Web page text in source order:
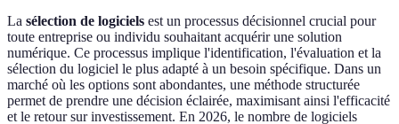
La sélection de logiciels est un processus décisionnel crucial pour
toute entreprise ou individu souhaitant acquérir une solution
numérique. Ce processus implique l'identification, l'évaluation et la
sélection du logiciel le plus adapté à un besoin spécifique. Dans un
marché où les options sont abondantes, une méthode structurée
permet de prendre une décision éclairée, maximisant ainsi l'efficacité
et le retour sur investissement. En 2026, le nombre de logiciels